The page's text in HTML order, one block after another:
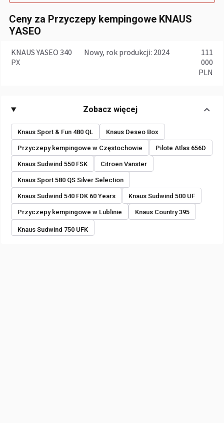
Ceny za Przyczepy kempingowe KNAUS
YASEO
KNAUS YASEO 340
PX
Nowy, rok produkcji: 2024
111
000
PLN
Zobacz więcej
Knaus Sport & Fun 480 QL Knaus Deseo Box
Przyczepy kempingowe w Częstochowie Pilote Atlas 656D
Knaus Sudwind 550 FSK Citroen Vanster
Knaus Sport 580 QS Silver Selection
Knaus Sudwind 540 FDK 60 Years Knaus Sudwind 500 UF
Przyczepy kempingowe w Lublinie Knaus Country 395
Knaus Sudwind 750 UFK